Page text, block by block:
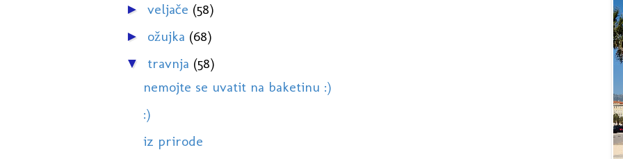
► veljače (58)
► ožujka (68)
▼ travnja (58)
nemojte se uvatit na baketinu :)
:)
iz prirode